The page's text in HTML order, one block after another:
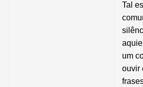
Tal
um
ouvir